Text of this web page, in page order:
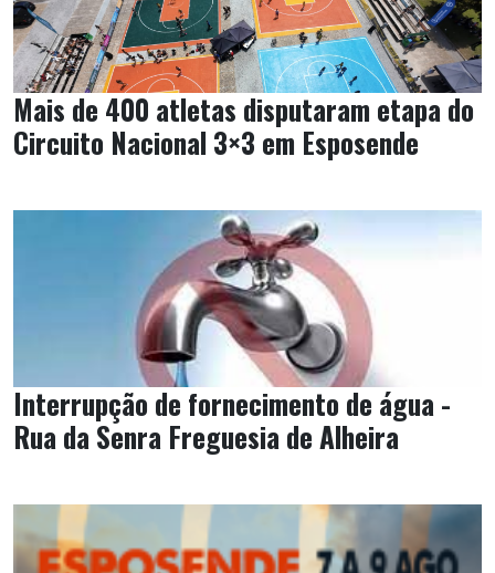
Mais de 400 atletas disputaram etapa do
Circuito Nacional 3×3 em Esposende
Interrupção de fornecimento de água -
Rua da Senra Freguesia de Alheira